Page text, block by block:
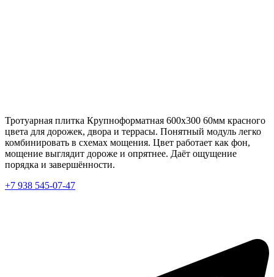
Тротуарная плитка Крупноформатная 600х300 60мм красного
цвета для дорожек, двора и террасы. Понятный модуль легко
комбинировать в схемах мощения. Цвет работает как фон,
мощение выглядит дороже и опрятнее. Даёт ощущение
порядка и завершённости.
+7 938 545-07-47